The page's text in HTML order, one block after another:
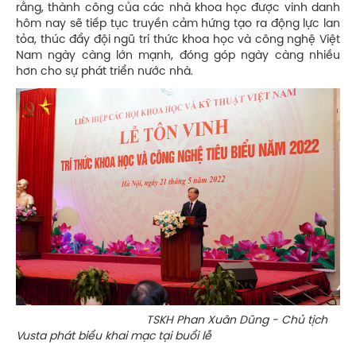
rằng, thành công của các nhà khoa học được vinh danh
hôm nay sẽ tiếp tục truyền cảm hứng tạo ra động lực lan
tỏa, thúc đẩy đội ngũ trí thức khoa học và công nghệ Việt
Nam ngày càng lớn mạnh, đóng góp ngày càng nhiều
hơn cho sự phát triển nước nhà.
TSKH Phan Xuân Dũng - Chủ tịch
Vusta phát biểu khai mạc tại buổi lễ